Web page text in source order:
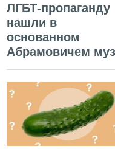
ЛГБТ-пропаганду
нашли в
основанном
Абрамовичем